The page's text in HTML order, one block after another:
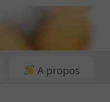
A propos